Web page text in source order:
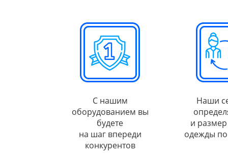
С нашим
оборудованием вы
будете
на шаг впереди
конкурентов
Наши
и
одежды